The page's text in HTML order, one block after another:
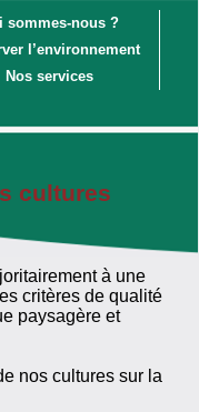
à une
critères de qualité
paysagère et
nos cultures sur la
cultures
sommes-nous ?
l’environnement
Nos services